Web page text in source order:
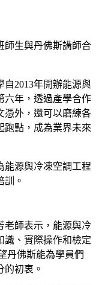
師生與丹佛斯講師合
2013年開辦能源與
六年，透過產學合作
憑外，還可以磨練各
跑點，成為業界未來
能源與冷凍空調工程
訓。
老師表示，能源與冷
識、實際操作和檢定
丹佛斯能為學員們
初衷。